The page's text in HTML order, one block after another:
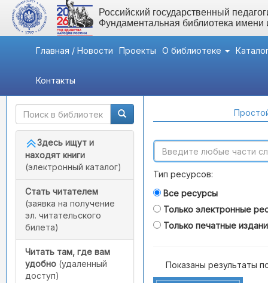
Российский государственный
Фундаментальная библиотека
Главная / Новости Проекты О библиотеке
Контакты
Быстрый доступ
Здесь ищут и
находят книги
(электронный каталог)
Стать читателем
(заявка на получение
эл. читательского
билета)
Читать там, где вам
удобно (удаленный
доступ)
Тип ресурсов:
Все ресурсы
Только электронные
Только печатные
Показаны результаты